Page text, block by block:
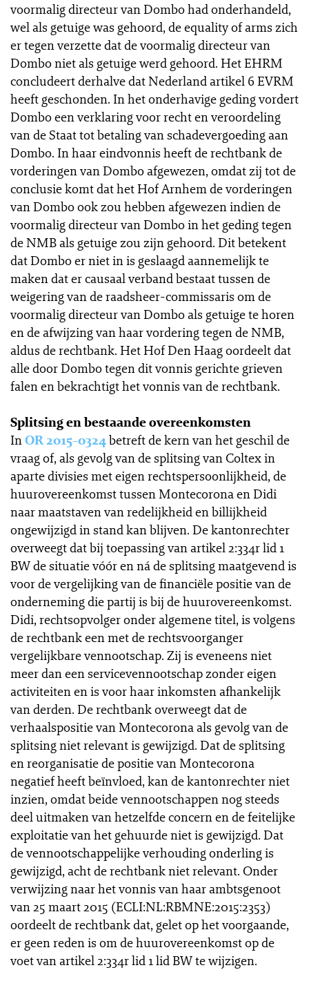
voormalig directeur van Dombo had onderhandeld,
wel als getuige was gehoord, de equality of arms zich
er tegen verzette dat de voormalig directeur van
Dombo niet als getuige werd gehoord. Het EHRM
concludeert derhalve dat Nederland artikel 6 EVRM
heeft geschonden. In het onderhavige geding vordert
Dombo een verklaring voor recht en veroordeling
van de Staat tot betaling van schadevergoeding aan
Dombo. In haar eindvonnis heeft de rechtbank de
vorderingen van Dombo afgewezen, omdat zij tot de
conclusie komt dat het Hof Arnhem de vorderingen
van Dombo ook zou hebben afgewezen indien de
voormalig directeur van Dombo in het geding tegen
de NMB als getuige zou zijn gehoord. Dit betekent
dat Dombo er niet in is geslaagd aannemelijk te
maken dat er causaal verband bestaat tussen de
weigering van de raadsheer-commissaris om de
voormalig directeur van Dombo als getuige te horen
en de afwijzing van haar vordering tegen de NMB,
aldus de rechtbank. Het Hof Den Haag oordeelt dat
alle door Dombo tegen dit vonnis gerichte grieven
falen en bekrachtigt het vonnis van de rechtbank.
Splitsing en bestaande overeenkomsten
InOR 2015-0324betreft de kern van het geschil de
vraag of, als gevolg van de splitsing van Coltex in
aparte divisies met eigen rechtspersoonlijkheid, de
huurovereenkomst tussen Montecorona en Didi
naar maatstaven van redelijkheid en billijkheid
ongewijzigd in stand kan blijven. De kantonrechter
overweegt dat bij toepassing van artikel 2:334r lid 1
BW de situatie vóór en ná de splitsing maatgevend is
voor de vergelijking van de financiële positie van de
onderneming die partij is bij de huurovereenkomst.
Didi, rechtsopvolger onder algemene titel, is volgens
de rechtbank een met de rechtsvoorganger
vergelijkbare vennootschap. Zij is eveneens niet
meer dan een servicevennootschap zonder eigen
activiteiten en is voor haar inkomsten afhankelijk
van derden. De rechtbank overweegt dat de
verhaalspositie van Montecorona als gevolg van de
splitsing niet relevant is gewijzigd. Dat de splitsing
en reorganisatie de positie van Montecorona
negatief heeft beïnvloed, kan de kantonrechter niet
inzien, omdat beide vennootschappen nog steeds
deel uitmaken van hetzelfde concern en de feitelijke
exploitatie van het gehuurde niet is gewijzigd. Dat
de vennootschappelijke verhouding onderling is
gewijzigd, acht de rechtbank niet relevant. Onder
verwijzing naar het vonnis van haar ambtsgenoot
van 25 maart 2015 (ECLI:NL:RBMNE:2015:2353)
oordeelt de rechtbank dat, gelet op het voorgaande,
er geen reden is om de huurovereenkomst op de
voet van artikel 2:334r lid 1 lid BW te wijzigen.